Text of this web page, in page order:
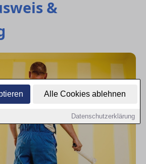
Alle Cookies ablehnen
Datenschutzerklärung
&